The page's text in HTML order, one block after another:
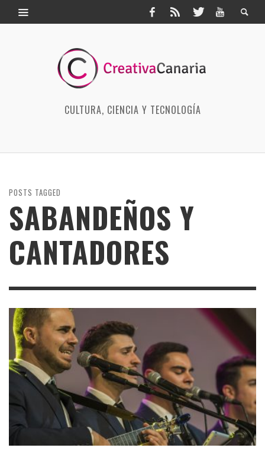
CULTURA, CIENCIA Y TECNOLOGÍA
POSTS TAGGED
SABANDEÑOS Y
CANTADORES